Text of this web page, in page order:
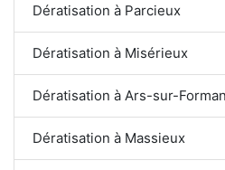
Dératisation à Parcieux
Dératisation à Misérieux
Dératisation à Ars-sur-
Dératisation à Massieux